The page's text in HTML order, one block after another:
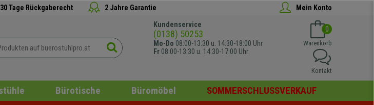
30 Tage Rückgaberecht 2 Jahre Garantie Mein Konto
Kundenservice
(0138) 50253
Mo-Do 08:00-13:30 u. 14:30-18:00 Uhr
Fr 08:00-13:30 u. 14:30-17:00 Uhr
0
Warenkorb
Kontakt
Bürotische Büromöbel SOMMERSCHLUSSVERKAUF